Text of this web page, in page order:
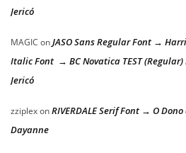
Jericó
MAGIC onJASO Sans Regular Font →
Italic Font → BC Novatica TEST
Jericó
zziplexonRIVERDALE Serif Font → O
Dayanne